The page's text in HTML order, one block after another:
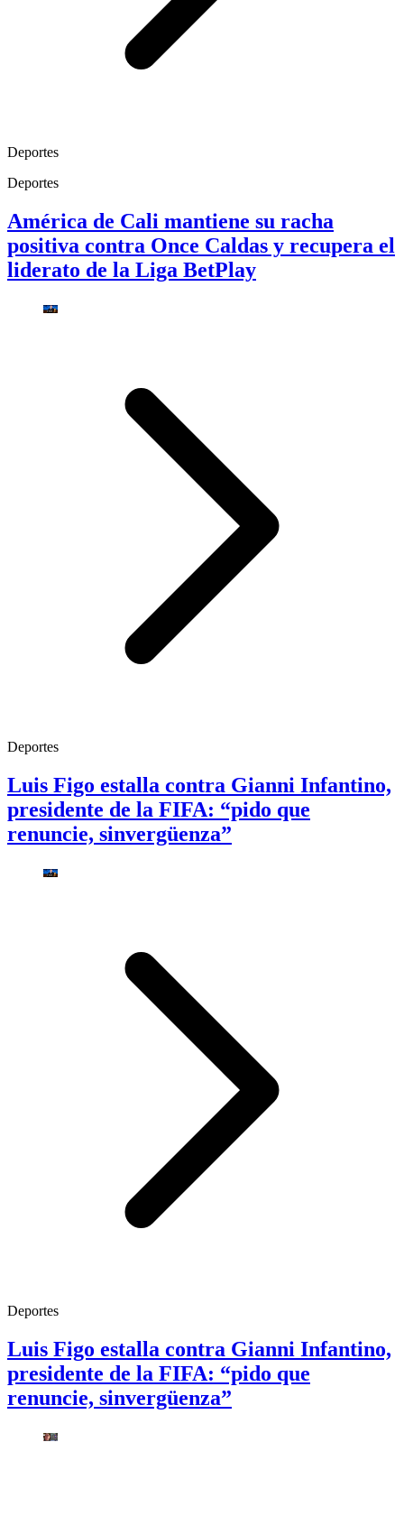
Deportes
Deportes
América de Cali mantiene su racha
positiva contra Once Caldas y recupera el
liderato de la Liga BetPlay
Deportes
Luis Figo estalla contra Gianni Infantino,
presidente de la FIFA: “pido que
renuncie, sinvergüenza”
Deportes
Luis Figo estalla contra Gianni Infantino,
presidente de la FIFA: “pido que
renuncie, sinvergüenza”